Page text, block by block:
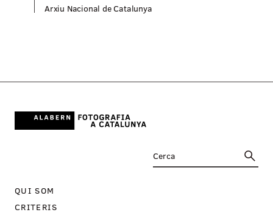
Arxiu Nacional de Catalunya
QUI SOM
CRITERIS